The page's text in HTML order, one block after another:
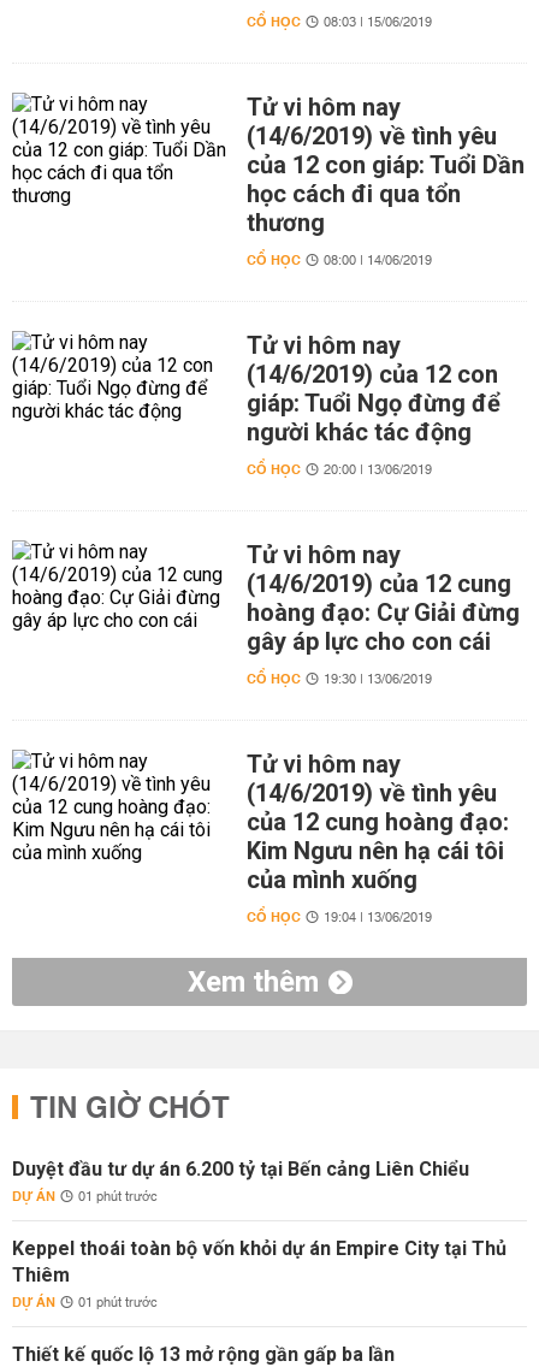
CỔ HỌC 08:03 | 15/06/2019
Tử vi hôm nay
(14/6/2019) về tình yêu
của 12 con giáp: Tuổi Dần
học cách đi qua tổn
thương
CỔ HỌC 08:00 | 14/06/2019
Tử vi hôm nay
(14/6/2019) của 12 con
giáp: Tuổi Ngọ đừng để
người khác tác động
CỔ HỌC 20:00 | 13/06/2019
Tử vi hôm nay
(14/6/2019) của 12 cung
hoàng đạo: Cự Giải đừng
gây áp lực cho con cái
CỔ HỌC 19:30 | 13/06/2019
Tử vi hôm nay
(14/6/2019) về tình yêu
của 12 cung hoàng đạo:
Kim Ngưu nên hạ cái tôi
của mình xuống
CỔ HỌC 19:04 | 13/06/2019
Xem thêm
TIN GIỜ CHÓT
Duyệt đầu tư dự án 6.200 tỷ tại Bến cảng Liên Chiểu
DỰ ÁN 01 phút trước
Keppel thoái toàn bộ vốn khỏi dự án Empire City tại Thủ
Thiêm
DỰ ÁN 01 phút trước
Thiết kế quốc lộ 13 mở rộng gần gấp ba lần